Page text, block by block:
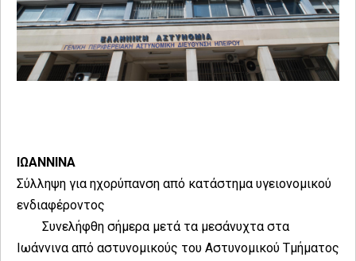
ΙΩΑΝΝΙΝΑ
Σύλληψη για ηχορύπανση από κατάστημα υγειονομικού
ενδιαφέροντος
Συνελήφθη σήμερα μετά τα μεσάνυχτα στα
Ιωάννινα από αστυνομικούς του Αστυνομικού Τμήματος